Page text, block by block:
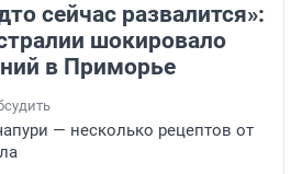
сейчас развалится»:
шокировало
в Приморье
— несколько рецептов от